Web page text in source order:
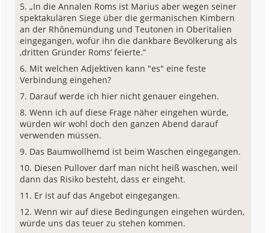
„In die Annalen Roms ist Marius aber wegen seiner
spektakulären Siege über die germanischen Kimbern
an der Rhônemündung und Teutonen in Oberitalien
eingegangen, wofür ihn die dankbare Bevölkerung als
‚dritten Gründer Roms‘ feierte.“
Mit welchen Adjektiven kann "es" eine feste
Verbindung eingehen?
Darauf werde ich hier nicht genauer eingehen.
Wenn ich auf diese Frage näher eingehen würde,
würden wir wohl doch den ganzen Abend darauf
verwenden müssen.
Das Baumwollhemd ist beim Waschen eingegangen.
Diesen Pullover darf man nicht heiß waschen, weil
dann das Risiko besteht, dass er eingeht.
Er ist auf das Angebot eingegangen.
Wenn wir auf diese Bedingungen eingehen würden,
würde uns das teuer zu stehen kommen.